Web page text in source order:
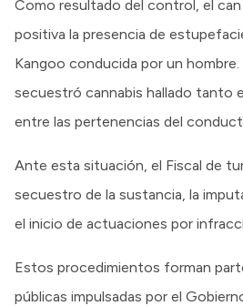
Como resultado del control, el can
positiva la presencia de
Kangoo conducida por un hombre.
secuestró cannabis hallado tanto
entre las pertenencias del
Ante esta situación, el Fiscal de
secuestro de la sustancia, la
el inicio de actuaciones por
Estos procedimientos forman
públicas impulsadas por el